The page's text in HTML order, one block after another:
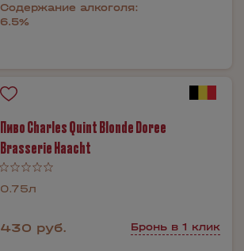
Содержание алкоголя:
6.5%
Пиво Charles Quint Blonde Doree
Brasserie Haacht
0.75л
430 руб. Бронь в 1 клик